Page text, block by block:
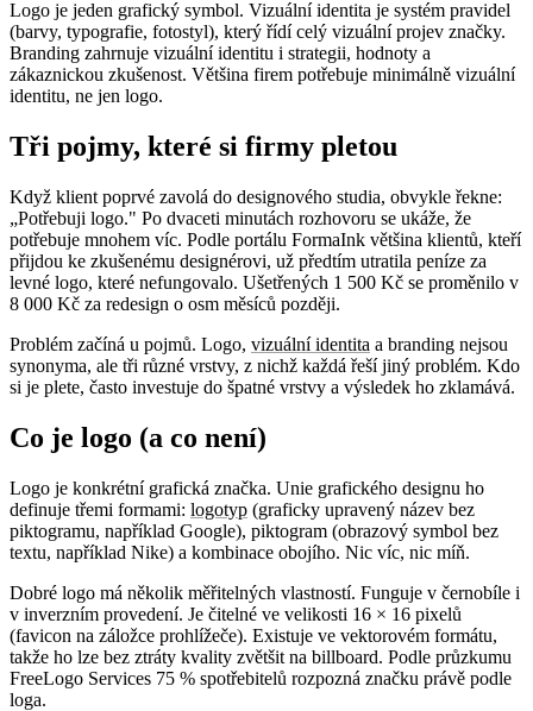
Logo je jeden grafický symbol. Vizuální identita je systém pravidel
(barvy, typografie, fotostyl), který řídí celý vizuální projev značky.
Branding zahrnuje vizuální identitu i strategii, hodnoty a
zákaznickou zkušenost. Většina firem potřebuje minimálně vizuální
identitu, ne jen logo.
Tři pojmy, které si firmy pletou
Když klient poprvé zavolá do designového studia, obvykle řekne:
„Potřebuji logo." Po dvaceti minutách rozhovoru se ukáže, že
potřebuje mnohem víc. Podle portálu FormaInk většina klientů, kteří
přijdou ke zkušenému designérovi, už předtím utratila peníze za
levné logo, které nefungovalo. Ušetřených 1 500 Kč se proměnilo v
8 000 Kč za redesign o osm měsíců později.
Problém začíná u pojmů. Logo, vizuální identita a branding nejsou
synonyma, ale tři různé vrstvy, z nichž každá řeší jiný problém. Kdo
si je plete, často investuje do špatné vrstvy a výsledek ho zklamává.
Co je logo (a co není)
Logo je konkrétní grafická značka. Unie grafického designu ho
definuje třemi formami: logotyp (graficky upravený název bez
piktogramu, například Google), piktogram (obrazový symbol bez
textu, například Nike) a kombinace obojího. Nic víc, nic míň.
Dobré logo má několik měřitelných vlastností. Funguje v černobíle i
v inverzním provedení. Je čitelné ve velikosti 16 × 16 pixelů
(favicon na záložce prohlížeče). Existuje ve vektorovém formátu,
takže ho lze bez ztráty kvality zvětšit na billboard. Podle průzkumu
FreeLogo Services 75 % spotřebitelů rozpozná značku právě podle
loga.